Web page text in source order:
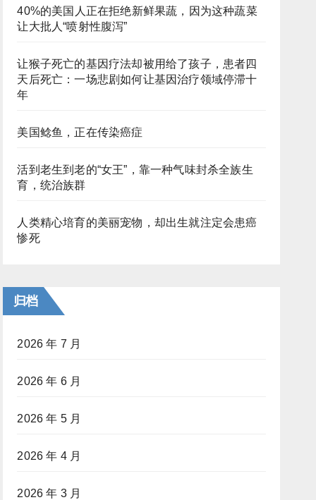
40%的美国人正在拒绝新鲜果蔬，因为这种蔬菜
让大批人“喷射性腹泻”
让猴子死亡的基因疗法却被用给了孩子，患者四
天后死亡：一场悲剧如何让基因治疗领域停滞十
年
美国鲶鱼，正在传染癌症
活到老生到老的“女王”，靠一种气味封杀全族生
育，统治族群
人类精心培育的美丽宠物，却出生就注定会患癌
惨死
归档
2026 年 7 月
2026 年 6 月
2026 年 5 月
2026 年 4 月
2026 年 3 月